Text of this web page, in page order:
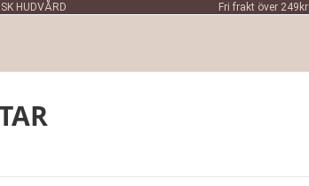
HUDVÅRD Fri frakt över